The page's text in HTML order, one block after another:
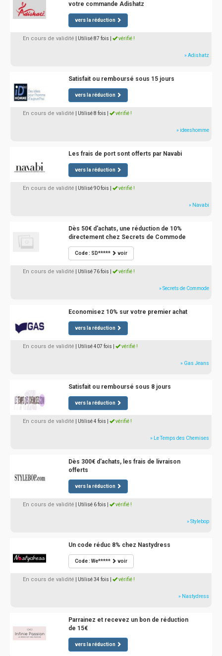
votre commande Adishatz
vers la réduction
En cours de validité | Utilisé 87 fois vérifié !
» Adishatz
Satisfait ou remboursé sous 15 jours
vers la réduction
En cours de validité | Utilisé 8 fois vérifié !
» ideeshomme
Les frais de port sont offerts par Navabi
vers la réduction
En cours de validité | Utilisé 90 fois vérifié !
» Navabi
Dès 50€ d'achats, une réduction de 10%
directement chez Secrets de Commode
Code : SD***** voir
En cours de validité | Utilisé 76 fois vérifié !
» Secrets de Commode
Economisez 10% sur votre premier achat
vers la réduction
En cours de validité | Utilisé 407 fois vérifié !
» Gas Jeans
Satisfait ou remboursé sous 8 jours
vers la réduction
En cours de validité | Utilisé 4 fois vérifié !
» Le Temps des Chemises
Dès 300€ d'achats, les frais de livraison
offerts
vers la réduction
En cours de validité | Utilisé 6 fois vérifié !
» Stylebop
Un code réduc 8% chez Nastydress
Code : We***** voir
En cours de validité | Utilisé 34 fois vérifié !
» Nastydress
Parrainez et recevez un bon de réduction
de 15€
vers la réduction